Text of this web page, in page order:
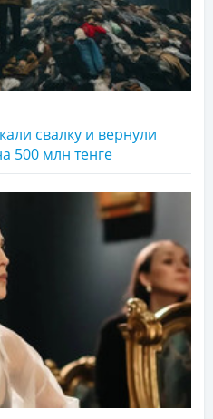
свалку и вернули
500 млн тенге